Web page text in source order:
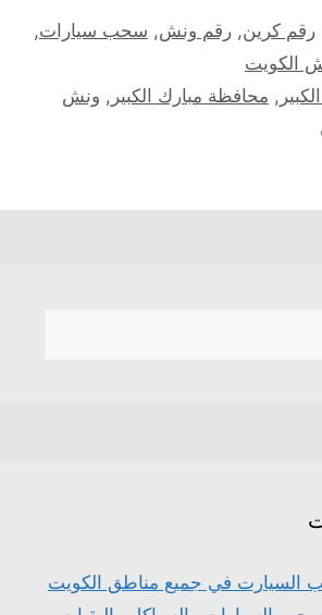
رقم كرين,رقم ونش, سحب سيارات,
الكويت
, محافظة مبارك الكبير , ونش
في جميع مناطق الكويت